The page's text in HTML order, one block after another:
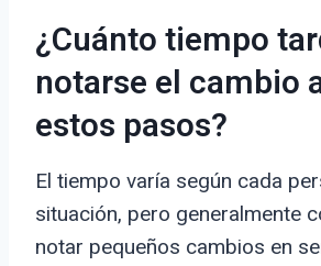
¿Cuánto tiempo
notarse el cambio
estos pasos?
El tiempo varía según cada
situación, pero generalmente
notar pequeños cambios en